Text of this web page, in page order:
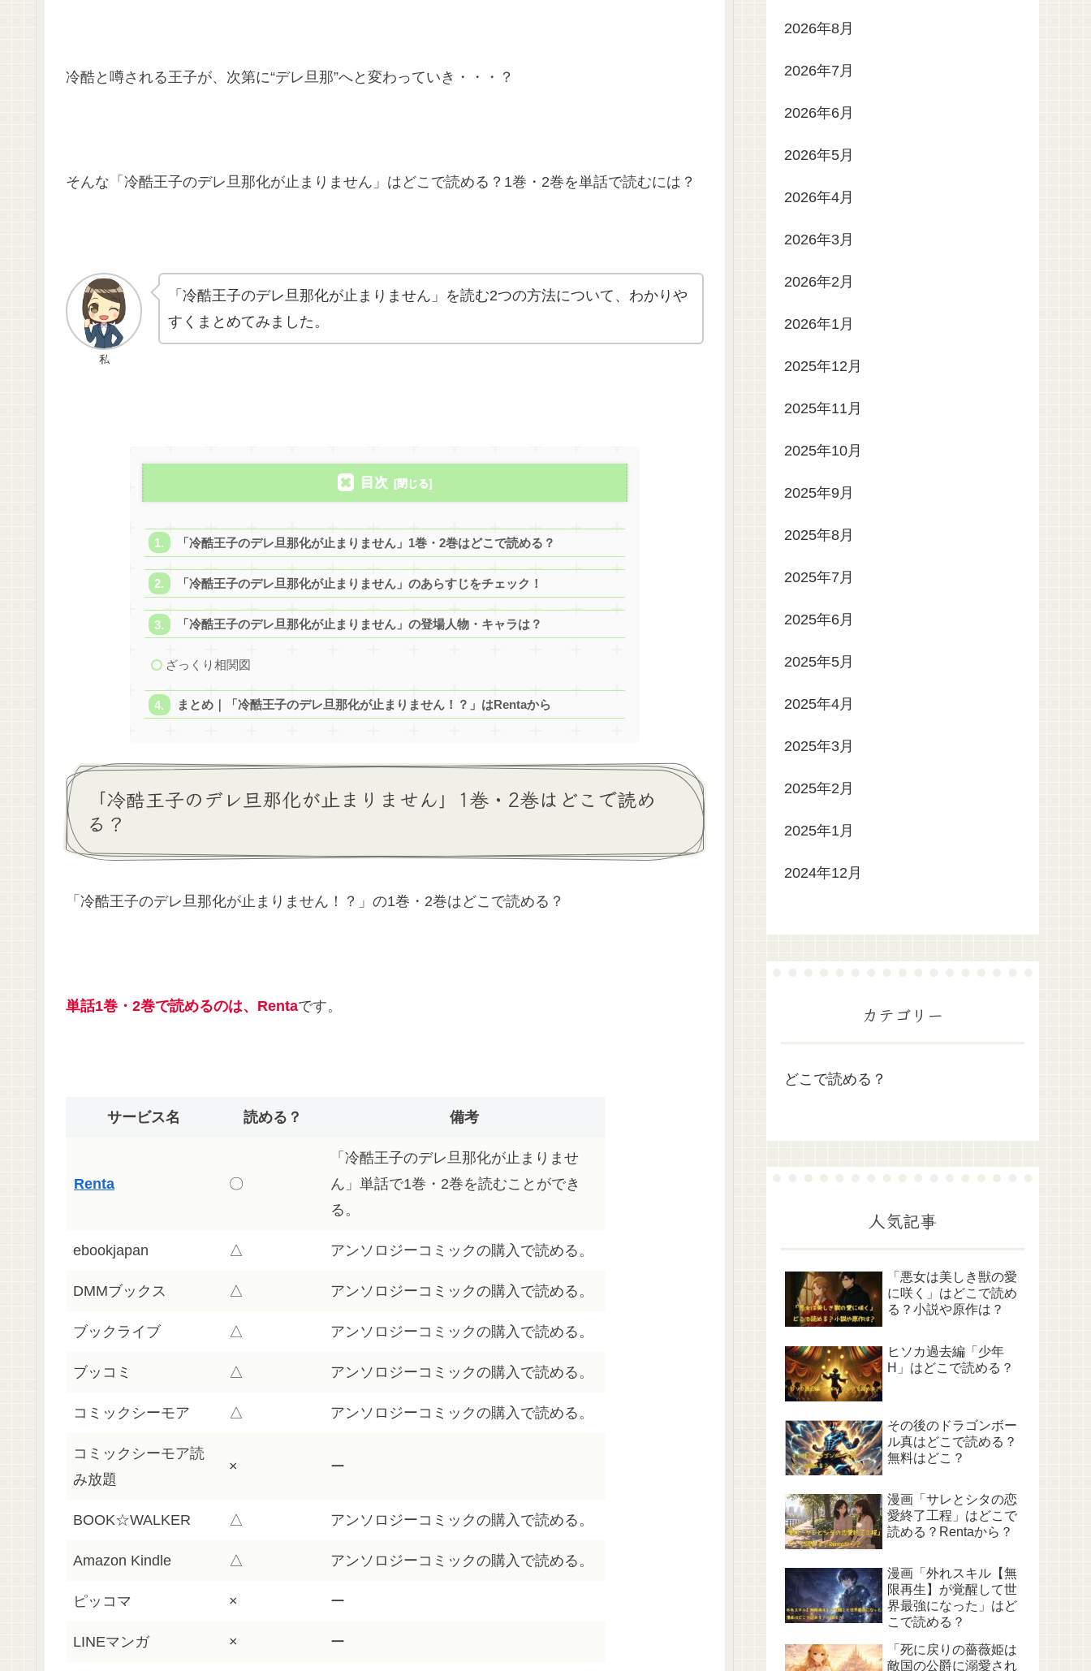
冷酷と噂される王子が、次第に“デレ旦那”へと変わっていき・・・？
そんな「冷酷王子のデレ旦那化が止まりません」はどこで読める？1巻・2巻を単話で読むには？
私
「冷酷王子のデレ旦那化が止まりません」を読む2つの方法について、わかりや
すくまとめてみました。
目次
「冷酷王子のデレ旦那化が止まりません」1巻・2巻はどこで読める？
「冷酷王子のデレ旦那化が止まりません」のあらすじをチェック！
「冷酷王子のデレ旦那化が止まりません」の登場人物・キャラは？
ざっくり相関図
まとめ｜「冷酷王子のデレ旦那化が止まりません！？」はRentaから
「冷酷王子のデレ旦那化が止まりません」1巻・2巻はどこで読め
る？
「冷酷王子のデレ旦那化が止まりません！？」の1巻・2巻はどこで読める？
単話1巻・2巻で読めるのは、Rentaです。
サービス名 読める？ 備考
Renta 〇
「冷酷王子のデレ旦那化が止まりませ
ん」単話で1巻・2巻を読むことができ
る。
ebookjapan △ アンソロジーコミックの購入で読める。
DMMブックス △ アンソロジーコミックの購入で読める。
ブックライブ △ アンソロジーコミックの購入で読める。
ブッコミ △ アンソロジーコミックの購入で読める。
コミックシーモア △ アンソロジーコミックの購入で読める。
コミックシーモア読
み放題
× ー
BOOK☆WALKER △ アンソロジーコミックの購入で読める。
Amazon Kindle △ アンソロジーコミックの購入で読める。
ピッコマ × ー
LINEマンガ × ー
2026年8月
2026年7月
2026年6月
2026年5月
2026年4月
2026年3月
2026年2月
2026年1月
2025年12月
2025年11月
2025年10月
2025年9月
2025年8月
2025年7月
2025年6月
2025年5月
2025年4月
2025年3月
2025年2月
2025年1月
2024年12月
カテゴリー
どこで読める？
人気記事
「悪女は美しき獣の愛
に咲く」はどこで読め
る？小説や原作は？
ヒソカ過去編「少年
H」はどこで読める？
その後のドラゴンボー
ル真はどこで読める？
無料はどこ？
漫画「サレとシタの恋
愛終了工程」はどこで
読める？Rentaから？
漫画「外れスキル【無
限再生】が覚醒して世
界最強になった」はど
こで読める？
「死に戻りの薔薇姫は
敵国の公爵に溺愛され